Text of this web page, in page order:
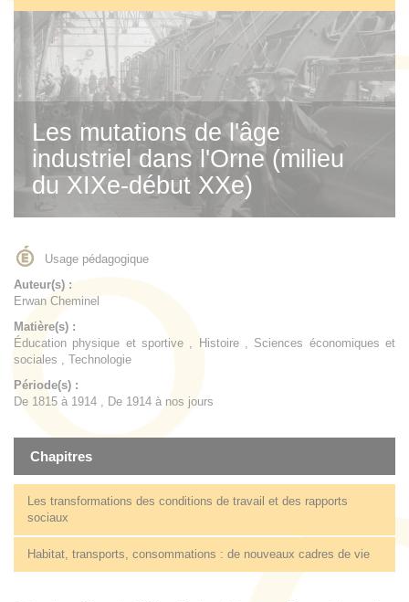
Les mutations de l'âge
industriel dans l'Orne (milieu
du XIXe-début XXe)
Usage pédagogique
Auteur(s) :
Erwan Cheminel
Matière(s) :
Éducation physique et sportive , Histoire , Sciences économiques et
sociales , Technologie
Période(s) :
De 1815 à 1914 , De 1914 à nos jours
Chapitres
Les transformations des conditions de travail et des rapports
sociaux
Habitat, transports, consommations : de nouveaux cadres de vie